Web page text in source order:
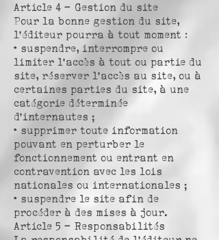
Article 4 – Gestion du site
Pour la bonne gestion du site,
l’éditeur pourra à tout moment :
• suspendre, interrompre ou
limiter l’accès à tout ou partie du
site, réserver l’accès au site, ou à
certaines parties du site, à une
catégorie déterminée
d’internautes ;
• supprimer toute information
pouvant en perturber le
fonctionnement ou entrant en
contravention avec les lois
nationales ou internationales ;
• suspendre le site afin de
procéder à des mises à jour.
Article 5 – Responsabilités